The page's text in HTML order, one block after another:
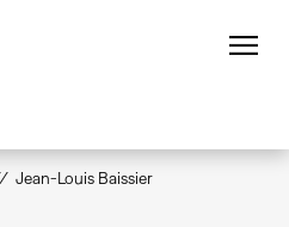
Jean-Louis Baissier